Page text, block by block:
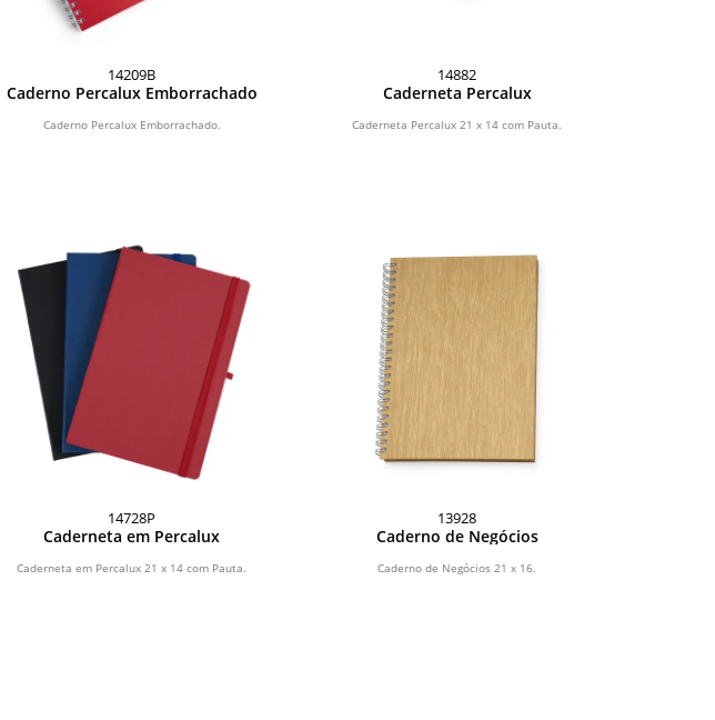
14209B
Caderno Percalux Emborrachado
Caderno Percalux Emborrachado.
14882
Caderneta Percalux
Caderneta Percalux 21 x 14 com Pauta.
14728P
Caderneta em Percalux
Caderneta em Percalux 21 x 14 com Pauta.
13928
Caderno de Negócios
Caderno de Negócios 21 x 16.